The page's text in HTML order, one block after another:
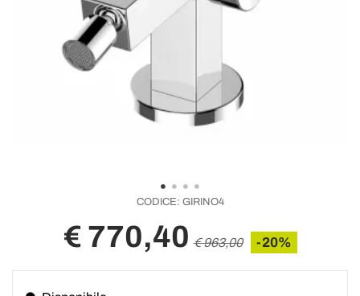
CODICE: GIRINO4
€ 770,40 € 963,00 -20%